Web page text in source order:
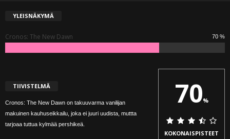
YLEISNÄKYMÄ
Cronos: The New Dawn 70 %
TIIVISTELMÄ
Cronos: The New Dawn on takuuvarma vanilijan
makuinen kauhuseikkailu, joka ei juuri uudista, muttta
tarjoaa tuttua kylmää pershikeä.
70%
KOKONAISPISTEET